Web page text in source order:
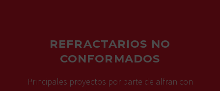
REFRACTARIOS NO
CONFORMADOS
Principales proyectos por parte de alfran con